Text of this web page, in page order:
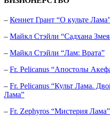
– Кеннет Грант “О культе
– Майкл Стэйли “Садхана
– Майкл Стэйли “Лам: Врата”
– Fr. Pelicanus “Апостолы
– Fr. Pelicanus “Культ Лама.
Лама”
– Fr. Zephyros “Мистерия Лама”